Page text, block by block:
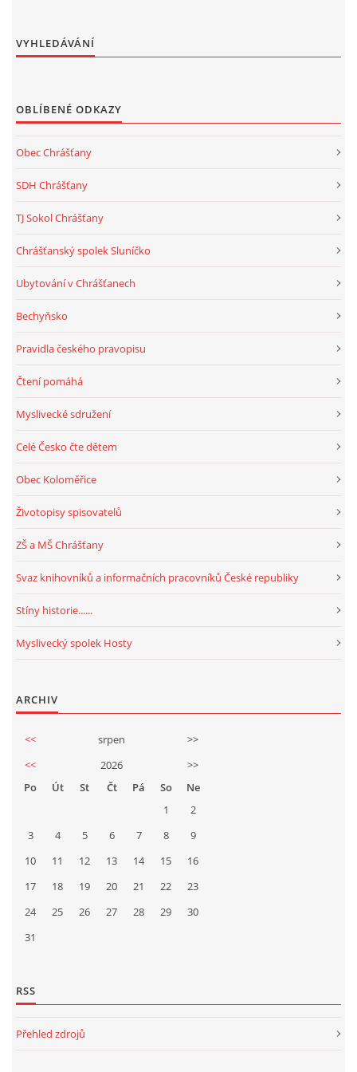
VYHLEDÁVÁNÍ
OBLÍBENÉ ODKAZY
Obec Chrášťany
SDH Chrášťany
TJ Sokol Chrášťany
Chrášťanský spolek Sluníčko
Ubytování v Chrášťanech
Bechyňsko
Pravidla českého pravopisu
Čtení pomáhá
Myslivecké sdružení
Celé Česko čte dětem
Obec Koloměřice
Životopisy spisovatelů
ZŠ a MŠ Chrášťany
Svaz knihovníků a informačních pracovníků České republiky
Stíny historie......
Myslivecký spolek Hosty
ARCHIV
<< srpen
>>
<<
2026
>>
Po
Út St Čt Pá So
Ne
1
2
3
4 5 6 7 8
9
10
11 12 13 14 15
16
17
18 19 20 21 22
23
24
25 26 27 28 29
30
31
RSS
Přehled zdrojů